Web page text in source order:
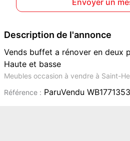
Envoyer un
Description de l'annonce
Vends buffet a rénover en deux
Haute et basse
Meubles occasion à vendre à Saint-
Référence : ParuVendu